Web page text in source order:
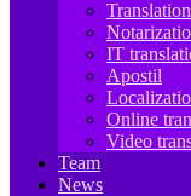
IT
Apostil
Online
Video
Team
News